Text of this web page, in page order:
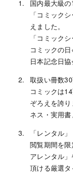
国内最大級
「コミック
えました。
「コミック
コミックの
日本記念日
取扱い冊数
コミックは
ぞろえを誇
ネス・実用書
「レンタル
閲覧期間を
アレンタル
頂ける厳選